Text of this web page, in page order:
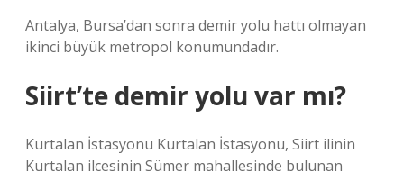
Antalya, Bursa’dan sonra demir yolu hattı olmayan
ikinci büyük metropol konumundadır.
Siirt’te demir yolu var mı?
Kurtalan İstasyonu Kurtalan İstasyonu, Siirt ilinin
Kurtalan ilçesinin Sümer mahallesinde bulunan